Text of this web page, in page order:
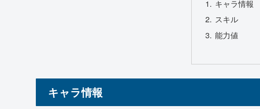
キャラ情報
スキル
能力値
キャラ情報